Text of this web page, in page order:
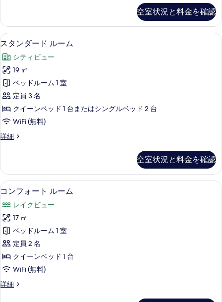
た
は
ツ
イ
ン
ル
ー
ム
の
す
の
写
真
を
表
示
す
る
ー
ド
ダ
ル
ま
た
は
ツ
イ
ン
ル
ー
ム
細
空室状況と料金を確認
ス
タ
ン
ダ
ー
ド
ル
ム
す
べ
て
の
写
真
を
表
示
す
スタンダード ルーム | ミニバー、セ
6
スタンダード ルーム
シティビュー
19 ㎡
ベッドルーム 1 室
定員 3 名
クイーンベッド 1 台またはシングルベッド 2 台
WiFi (無料)
詳細
ス
ー
ド
ル
ム
の
詳
細
空室状況と料金を確認
コ
フ
ォ
ー
ト
ル
ム
コンフォート ルーム | ミニバー、セ
5
コンフォート ルーム
レイクビュー
17 ㎡
ベッドルーム 1 室
定員 2 名
クイーンベッド 1 台
WiFi (無料)
詳細
コ